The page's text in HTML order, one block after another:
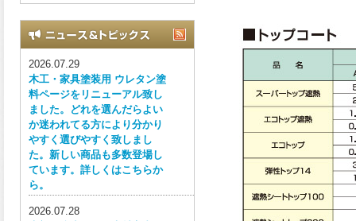
2026.07.29
木工・家具塗装用 ウレタン塗
料ページをリニューアル致し
ました。どれを選んだらよい
か迷われてる方により分かり
やすく選びやすく致しまし
た。新しい商品も多数登場し
ています。詳しくはこちらか
ら。
2026.07.28